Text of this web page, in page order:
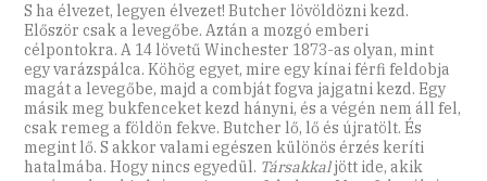
S ha élvezet, legyen élvezet! Butcher lövöldözni kezd.
Először csak a levegőbe. Aztán a mozgó emberi
célpontokra. A 14 lövetű Winchester 1873-as olyan, mint
egy varázspálca. Köhög egyet, mire egy kínai férfi feldobja
magát a levegőbe, majd a combját fogva jajgatni kezd. Egy
másik meg bukfenceket kezd hányni, és a végén nem áll fel,
csak remeg a földön fekve. Butcher lő, lő és újratölt. És
megint lő. S akkor valami egészen különös érzés keríti
hatalmába. Hogy nincs egyedül. Társakkaljött ide, akik